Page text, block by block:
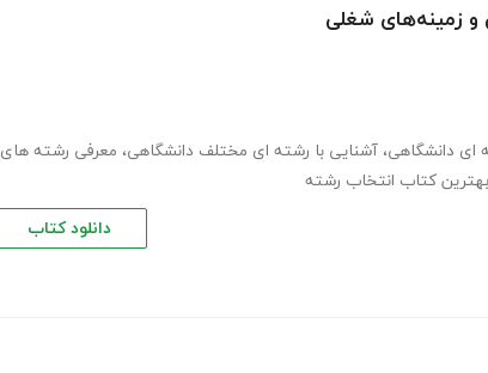
و زمینه‌های شغلی
ای دانشگاهی، آشنایی با رشته ای مختلف دانشگاهی، معرفی رشته های
بهترین کتاب انتخاب رشته
دانلود کتاب